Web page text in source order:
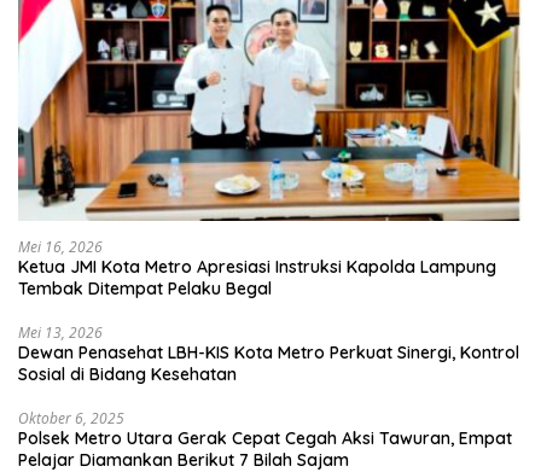
Mei 16, 2026
Ketua JMI Kota Metro Apresiasi Instruksi Kapolda Lampung
Tembak Ditempat Pelaku Begal
Mei 13, 2026
Dewan Penasehat LBH-KIS Kota Metro Perkuat Sinergi, Kontrol
Sosial di Bidang Kesehatan
Oktober 6, 2025
Polsek Metro Utara Gerak Cepat Cegah Aksi Tawuran, Empat
Pelajar Diamankan Berikut 7 Bilah Sajam